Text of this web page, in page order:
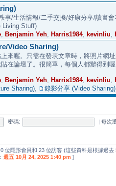
事/生活情報/二手交換/好康分享/讀書
Living Stuff)
Benjamin Yeh Harris1984, kevinliu
Video Sharing)
來喔。只需在發表文章時，將照片網
在論壇了。很簡單，每個人都辦得到
Benjamin Yeh Harris1984, kevinliu
Sharing) 錄影分享 (Video Sharing)
密碼: | 每次
位隱形會員和 23 位訪客 (這些資料是根據過
週五 10月 24, 2025 1:40 pm ]